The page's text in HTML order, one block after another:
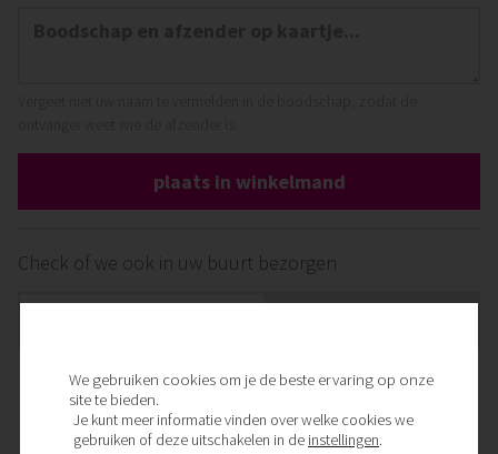
plaats in winkelmand
Check of we ook in uw buurt bezorgen
We gebruiken cookies om je de beste ervaring op onze
site te bieden.
Je kunt meer informatie vinden over welke cookies we
gebruiken of deze uitschakelen in de instellingen.